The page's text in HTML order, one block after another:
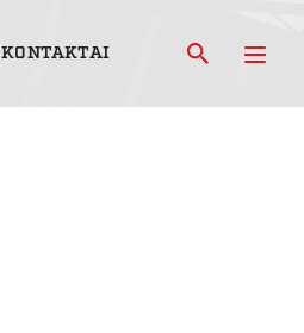
KONTAKTAI